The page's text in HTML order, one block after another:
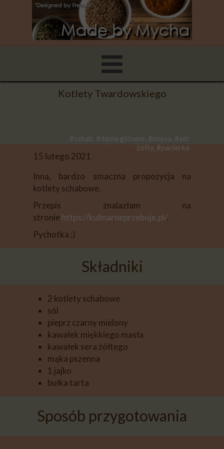
#schab, #dania główne, #mięsa, #ser
żółty, #panierka
15 lutego 2021
Kotlety Twardowskiego
Inna, bardzo smaczna propozycja na
kotlety schabowe.
Przepis znalazłam na
stronie https://kulinarneprzeboje.pl/.
Pychotka ;)
Składniki
2 kotlety schabowe
sól
pieprz czarny mielony
kawałek miękkiego masła
kawałek sera żółtego
mąka pszenna
1 jajko
bułka tarta
Sposób przygotowania